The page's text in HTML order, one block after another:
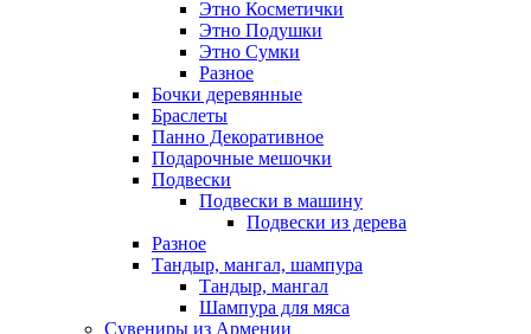
Этно Косметички
Этно Подушки
Этно Сумки
Разное
Бочки деревянные
Браслеты
Панно Декоративное
Подарочные мешочки
Подвески
Подвески в машину
Подвески из дерева
Разное
Тандыр, мангал, шампура
Тандыр, мангал
Шампура для мяса
Сувениры из Армении